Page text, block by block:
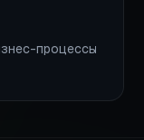
процессы